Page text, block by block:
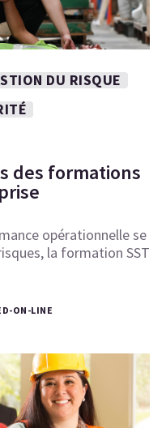
DU RISQUE
des formations
opérationnelle se
la formation SST
ON-LINE